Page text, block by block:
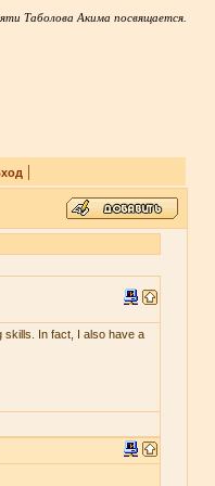
Таболова Акима посвящается.
|
skills. In fact, I also have a